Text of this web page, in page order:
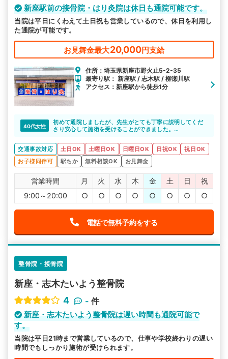
新座駅前の接骨院・はり灸院は休日も通院可能です。
当院は平日にくわえて土日祝も営業しているので、休日を利用し
た通院が可能です。
お見舞金最大20,000円支給
住所：埼玉県新座市野火止5-2-35
最寄り駅： 新座駅 / 志木駅 / 柳瀬川駅
アクセス：新座駅から徒歩1分
40代女性
初めて通院しましたが、先生がとても丁寧に説明してくだ
さり安心して施術を受けることができました。
ても楽になりました。
院内も清潔で通いやすい整骨院だと思います。
交通事故対応 土日OK 土曜日OK 日曜日OK 日祝OK
祝日OK
お子様同伴可
駅ちか 無料相談OK お見舞金
営業時間 月 火 水 木 金 土 日
祝
9:00～20:00
○ ○ ○ ○ ○ ○ ○ ○
電話で無料予約をする
整骨院・接骨院
新座・志木たいよう整骨院
4
- 件
新座・志木たいよう整骨院は遅い時間も通院可能で
す。
当院は平日21時まで営業しているので、仕事や学校終わりの遅い
時間でもしっかり施術が受けられます。